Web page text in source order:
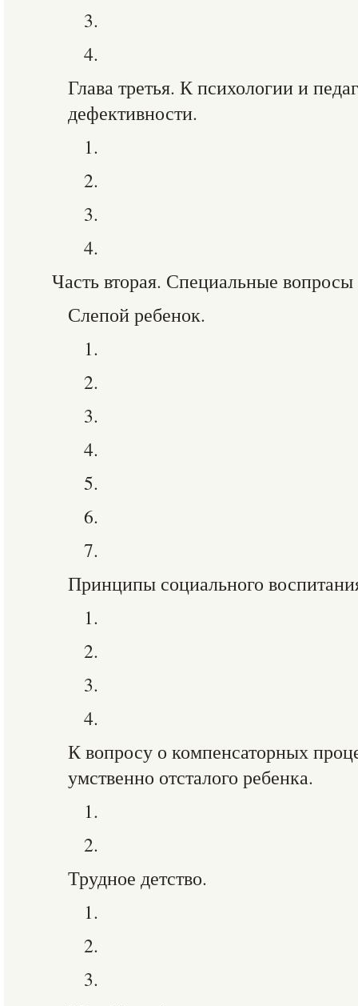
3.
4.
Глава третья. К психологии и
дефективности.
1.
2.
3.
4.
Часть вторая. Специальные
Слепой ребенок.
1.
2.
3.
4.
5.
6.
7.
Принципы социального
1.
2.
3.
4.
К вопросу о компенсаторных
умственно отсталого ребенка.
1.
2.
Трудное детство.
1.
2.
3.